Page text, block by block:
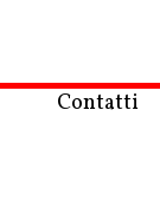
Contatti